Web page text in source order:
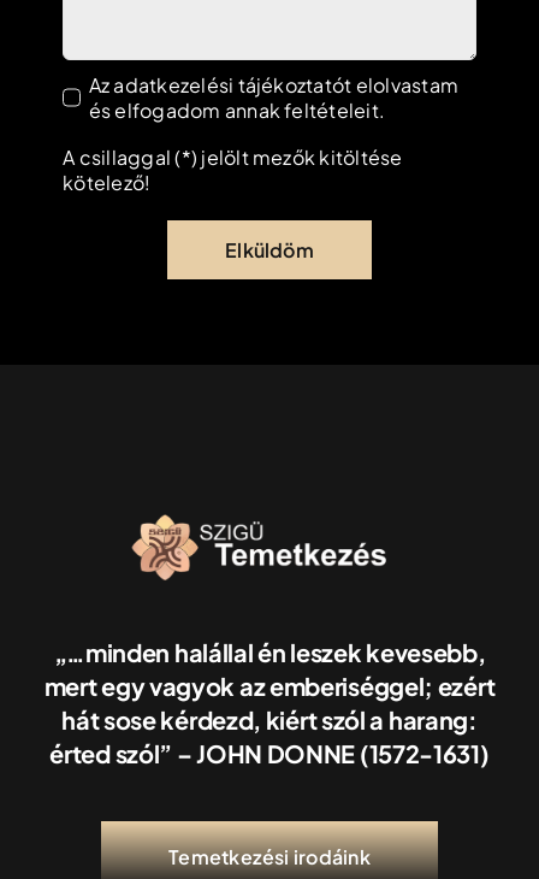
Az adatkezelési tájékoztatót elolvastam
és elfogadom annak feltételeit.
A csillaggal (*) jelölt mezők kitöltése
kötelező!
Elküldöm
„…minden halállal én leszek kevesebb,
mert egy vagyok az emberiséggel; ezért
hát sose kérdezd, kiért szól a harang:
érted szól” – JOHN DONNE (1572-1631)
Temetkezési irodáink